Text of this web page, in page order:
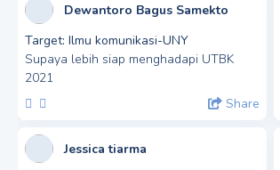
Dewantoro Bagus Samekto
Target: Ilmu komunikasi-UNY
Supaya lebih siap menghadapi UTBK
2021
Share
Jessica tiarma